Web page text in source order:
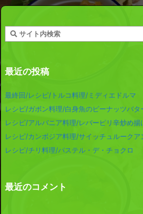
最近の投稿
最終回/レシピ/トルコ料理/ミディエドルマ
レシピ/ガボン料理/白身魚のピーナッツバタ
レシピ/アルバニア料理/レバーピリ辛炒め揚
レシピ/カンボジア料理/サイッチュルークア
レシピ/チリ料理/パステル・デ・チョクロ
最近のコメント